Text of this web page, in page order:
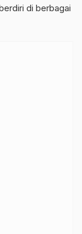
di berbagai